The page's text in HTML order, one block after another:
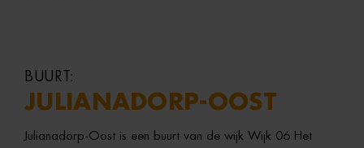
BUURT:
JULIANADORP-OOST
Julianadorp-Oost is een buurt van de wijk Wijk 06 Het